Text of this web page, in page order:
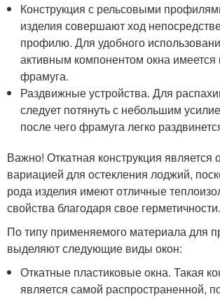
Конструкция с рельсовыми
изделия совершают ход
профилю. Для удобного
активным компонентом окна имеется
фрамуга.
Раздвижные устройства. Для
следует потянуть с небольшим
после чего фрамуга легко
Важно! Откатная конструкция является
вариацией для остекления лоджий,
рода изделия имеют отличные
свойства благодаря свое герметичности.
По типу применяемого материала для
выделяют следующие виды окон:
Откатные пластиковые окна. Такая
является самой распространенной,